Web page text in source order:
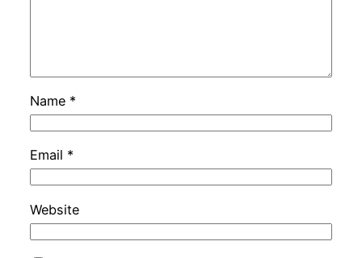
Name *
Email *
Website